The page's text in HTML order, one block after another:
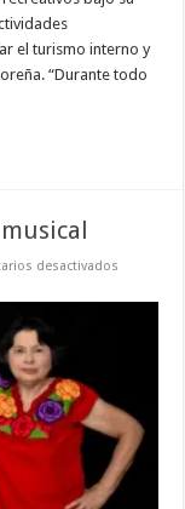
el turismo interno y
“Durante todo
desactivados